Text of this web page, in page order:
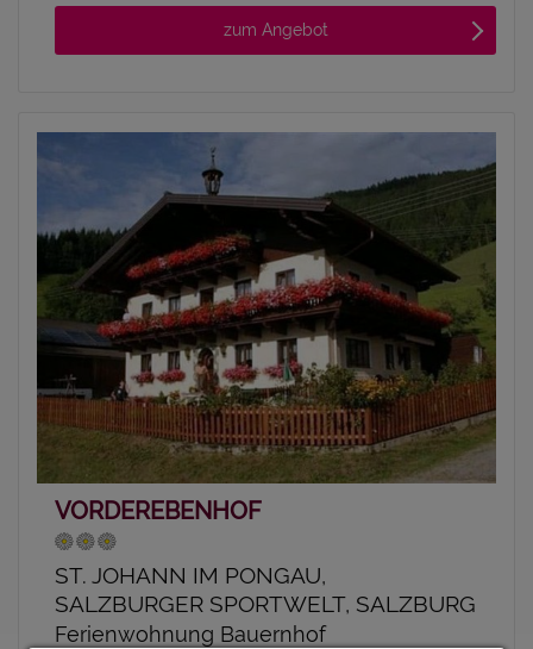
zum Angebot
VORDEREBENHOF
ST. JOHANN IM PONGAU,
SALZBURGER SPORTWELT, SALZBURG
Ferienwohnung Bauernhof